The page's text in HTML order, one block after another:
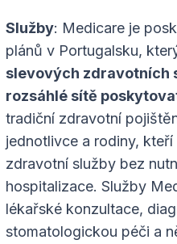
Služby: Medicare je
plánů v Portugalsku,
slevových zdravotních
rozsáhlé sítě
tradiční zdravotní
jednotlivce a rodiny,
zdravotní služby bez
hospitalizace. Služby
lékařské konzultace,
stomatologickou péči a